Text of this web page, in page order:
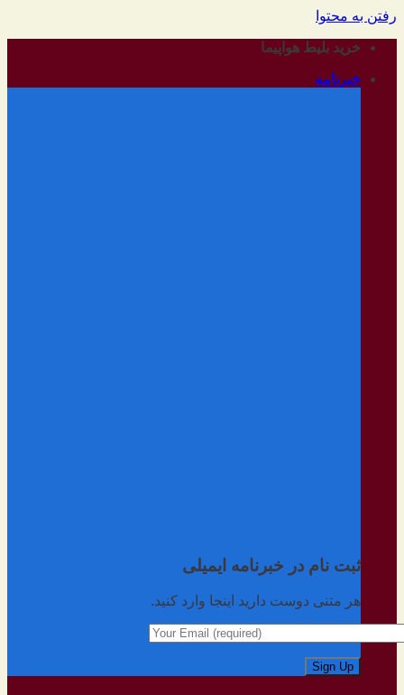
رفتن به محتوا
خرید بلیط هواپیما
خبرنامه
ثبت نام در خبرنامه ایمیلی
هر متنی دوست دارید اینجا وارد کنید.